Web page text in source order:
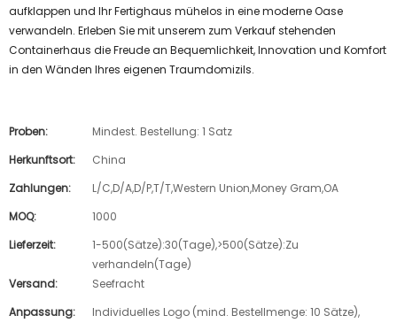
aufklappen und Ihr Fertighaus mühelos in eine moderne Oase
verwandeln. Erleben Sie mit unserem zum Verkauf stehenden
Containerhaus die Freude an Bequemlichkeit, Innovation und Komfort
in den Wänden Ihres eigenen Traumdomizils.
Proben:
Mindest. Bestellung: 1 Satz
Herkunftsort:
China
Zahlungen:
L/C,D/A,D/P,T/T,Western Union,Money Gram,OA
MOQ:
1000
Lieferzeit:
1-500(Sätze):30(Tage),>500(Sätze):Zu
verhandeln(Tage)
Versand:
Seefracht
Anpassung:
Individuelles Logo (mind. Bestellmenge: 10 Sätze),